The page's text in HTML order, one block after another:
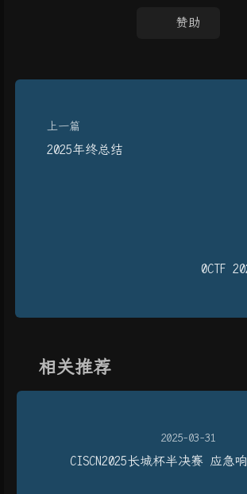
赞助
上一篇
2025年终总结
0CTF
相关推荐
2025-03-31
CISCN2025长城杯半决赛 应急